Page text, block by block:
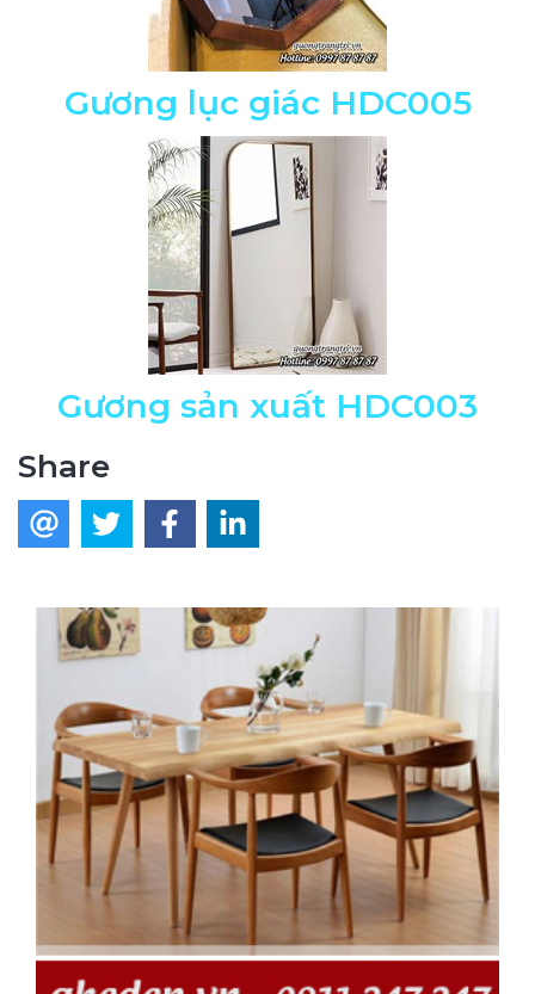
Gương lục giác HDC005
Gương sản xuất HDC003
Share